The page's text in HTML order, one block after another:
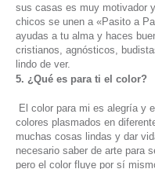
sus casas es muy motivador
chicos se unen a «Pasito a
ayudas a tu alma y haces
cristianos, agnósticos,
lindo de ver.
5. ¿Qué es para ti el color?
El color para mi es alegría y
colores plasmados en
muchas cosas lindas y dar
necesario saber de arte para
pero el color fluye por sí